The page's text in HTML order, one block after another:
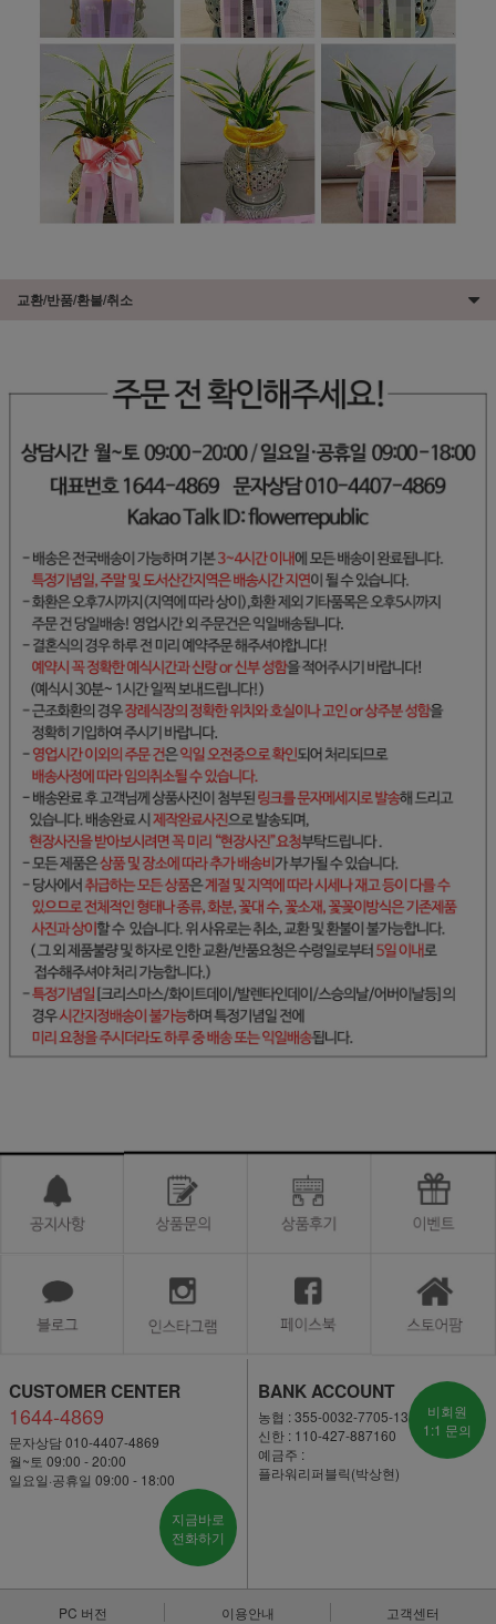
교환/반품/환불/취소
CUSTOMER CENTER
1644-4869
문자상담 010-4407-4869
월~토 09:00 - 20:00
일요일·공휴일 09:00 - 18:00
지금바로
전화하기
BANK ACCOUNT
농협 : 355-0032-7705-13
신한 : 110-427-887160
예금주 :
플라워리퍼블릭(박상현)
비회원
1:1 문의
PC 버전 이용안내 고객센터